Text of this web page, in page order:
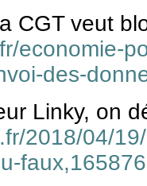
CGT veut
economie-
des-
Linky, on
2018/04/